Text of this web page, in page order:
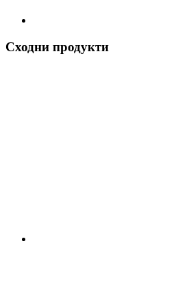
Сходни продукти